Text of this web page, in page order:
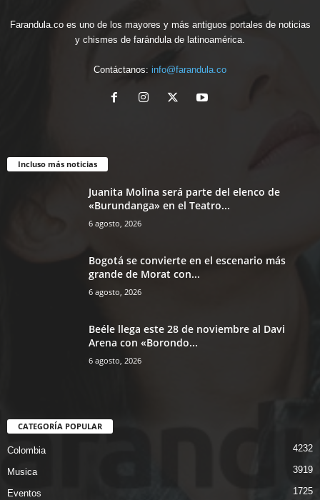
Farandula.co es uno de los mayores y más antiguos portales de noticias
y chismes de farándula de latinoamérica.
Contáctanos: info@farandula.co
Incluso más noticias
Juanita Molina será parte del elenco de
«Burundanga» en el Teatro...
6 agosto, 2026
Bogotá se convierte en el escenario más
grande de Morat con...
6 agosto, 2026
Beéle llega este 28 de noviembre al Davi
Arena con «Borondo...
6 agosto, 2026
CATEGORÍA POPULAR
Colombia 4232
Musica 3919
Eventos 1725